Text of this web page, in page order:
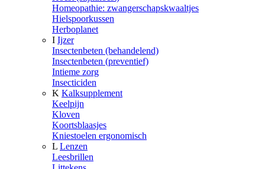
Homeopathie: zwangerschapskwaaltjes
Hielspoorkussen
Herboplanet
I Ijzer
Insectenbeten (behandelend)
Insectenbeten (preventief)
Intieme zorg
Insecticiden
K Kalksupplement
Keelpijn
Kloven
Koortsblaasjes
Kniestoelen ergonomisch
L Lenzen
Leesbrillen